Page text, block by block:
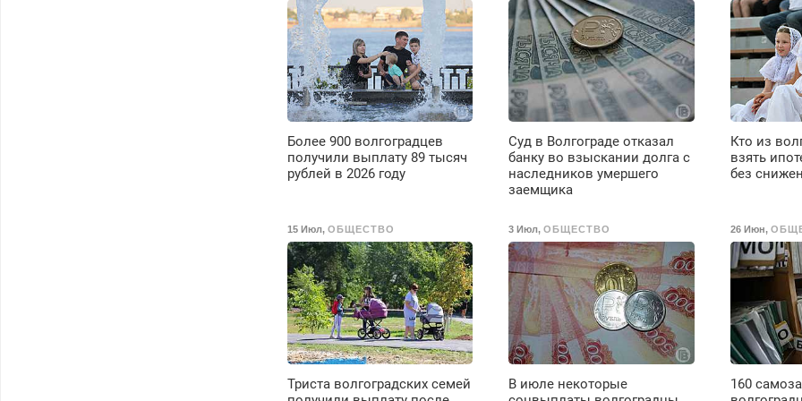
Пенсионерам –
скидки до 40%.
Мастер со стажем.
Более 900 волгоградцев
получили выплату 89 тысяч
рублей в 2026 году
Суд в Волгограде отказал
банку во взыскании долга с
наследников умершего
заемщика
Кто из
взять
без
15 Июл,ОБЩЕСТВО
Триста волгоградских семей
3 Июл,ОБЩЕСТВО
В июле некоторые
26 Июн,
160